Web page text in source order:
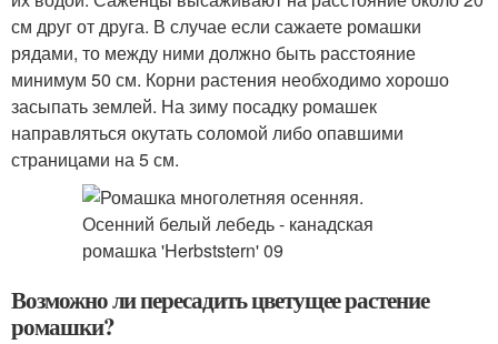
см друг от друга. В случае если сажаете ромашки
рядами, то между ними должно быть расстояние
минимум 50 см. Корни растения необходимо хорошо
засыпать землей. На зиму посадку ромашек
направляться окутать соломой либо опавшими
страницами на 5 см.
Возможно ли пересадить цветущее растение
ромашки?